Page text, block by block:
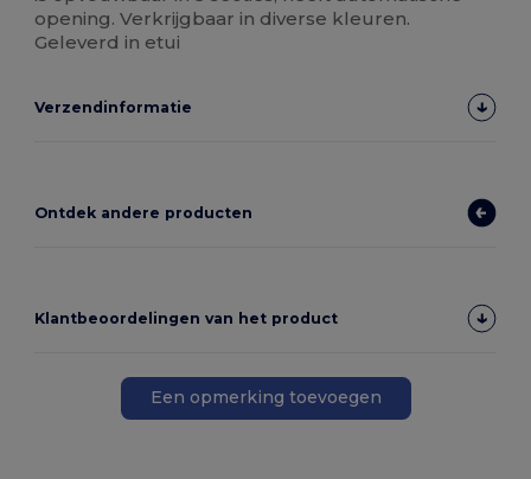
opening. Verkrijgbaar in diverse kleuren.
Geleverd in etui
Verzendinformatie
Ontdek andere producten
Klantbeoordelingen van het product
Een opmerking toevoegen